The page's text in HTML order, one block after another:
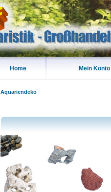
Home Mein Konto
Aquariendeko